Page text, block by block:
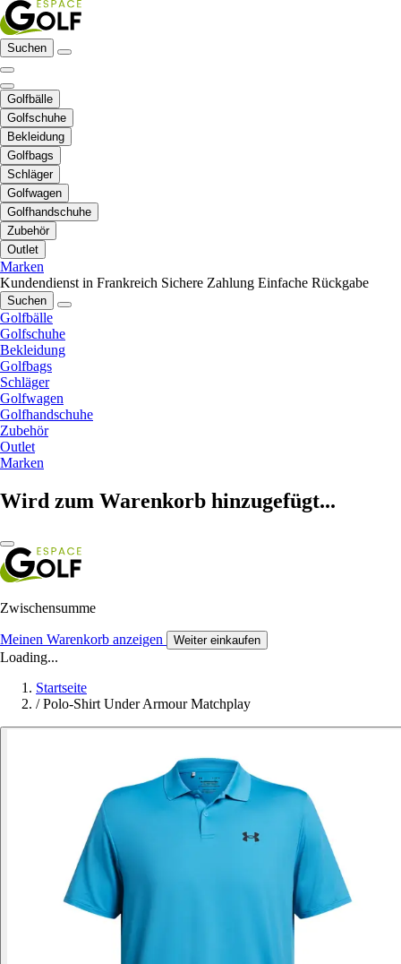
Suchen
Golfbälle
Golfschuhe
Bekleidung
Golfbags
Schläger
Golfwagen
Golfhandschuhe
Zubehör
Outlet
Marken
Kundendienst in Frankreich Sichere Zahlung Einfache Rückgabe
Suchen
Golfbälle
Golfschuhe
Bekleidung
Golfbags
Schläger
Golfwagen
Golfhandschuhe
Zubehör
Outlet
Marken
Wird zum Warenkorb hinzugefügt...
Zwischensumme
Meinen Warenkorb anzeigen Weiter einkaufen
Loading...
Startseite
/ Polo-Shirt Under Armour Matchplay